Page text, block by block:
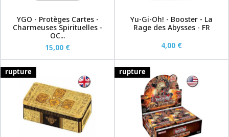
YGO - Protèges Cartes -
Charmeuses Spirituelles -
OC...
15,00 €
Yu-Gi-Oh! - Booster - La
Rage des Abysses - FR
4,00 €
rupture rupture